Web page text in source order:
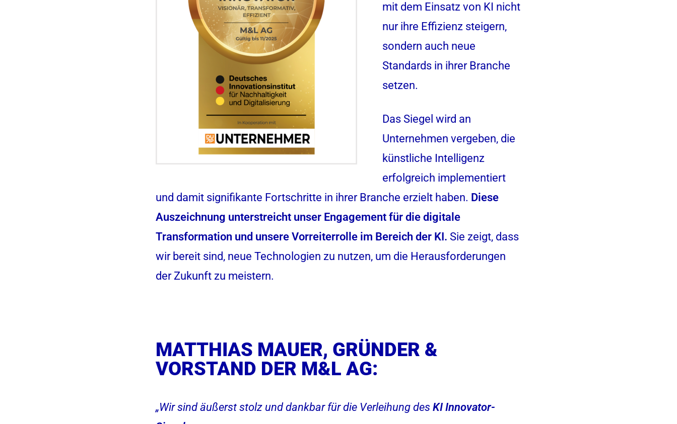
mit dem Einsatz von KI nicht
nur ihre Effizienz steigern,
sondern auch neue
Standards in ihrer Branche
setzen.
Das Siegel wird an
Unternehmen vergeben, die
künstliche Intelligenz
erfolgreich implementiert
und damit signifikante Fortschritte in ihrer Branche erzielt haben. Diese
Auszeichnung unterstreicht unser Engagement für die digitale
Transformation und unsere Vorreiterrolle im Bereich der KI. Sie zeigt, dass
wir bereit sind, neue Technologien zu nutzen, um die Herausforderungen
der Zukunft zu meistern.
MATTHIAS MAUER, GRÜNDER &
VORSTAND DER M&L AG:
„Wir sind äußerst stolz und dankbar für die Verleihung desKI Innovator-